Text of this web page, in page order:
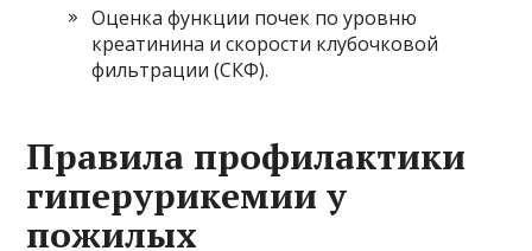
Оценка функции почек по уровню
креатинина и скорости клубочковой
фильтрации (СКФ).
Правила профилактики
гиперурикемии у
пожилых